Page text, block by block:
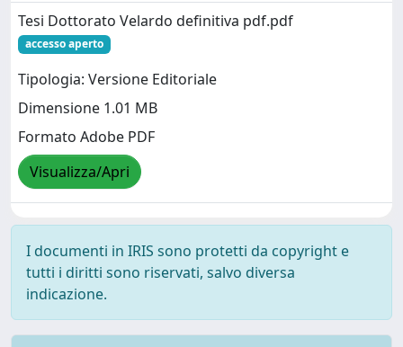
Tesi Dottorato Velardo definitiva pdf.pdf
accesso aperto
Tipologia: Versione Editoriale
Dimensione 1.01 MB
Formato Adobe PDF
Visualizza/Apri
I documenti in IRIS sono protetti da copyright e
tutti i diritti sono riservati, salvo diversa
indicazione.